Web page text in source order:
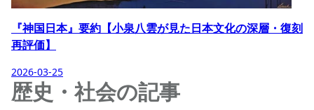
『神国日本』要約【小泉八雲が見た日本文化の深層・復刻
再評価】
2026-03-25
歴史・社会の記事